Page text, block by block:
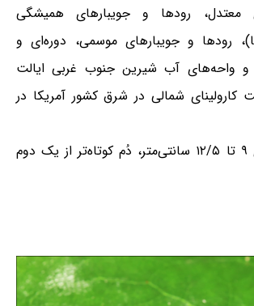
معتدل، رودها و جویبارهای همیشگی
رودها و جویبارهای موسمی، دوره‌ای و
و واحه‌های آب شیرین جنوب غربی ایالت
کارولینای شمالی در شرق کشور آمریکا در
بدن به درازای ۹ تا ۱۲/۵ سانتی‌متر، دُم کوتاه‌تر از یک دوم